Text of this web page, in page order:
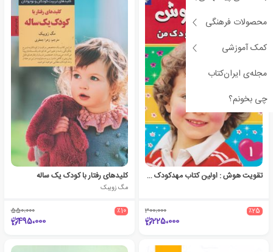
محصولات فرهنگی
کمک آموزشی
مجله‌ی ایران‌کتاب
چی بخونم؟
پ
ه
تقویت هوش : اولین کتاب مهدکودک من 1
٪25 300،000
225،000
کلیدهای رفتار با کودک یک ساله
مگ زویبک
٪10 550،000
495،000